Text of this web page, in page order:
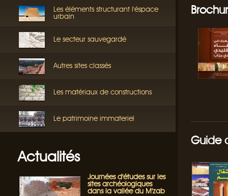
Les éléments structurant l'éspace
urbain
Le secteur sauvegardé
Autres sites classés
Les matériaux de constructions
Le patrimoine immateriel
Actualités
Journées d'études sur les
sites archéologiques
dans la vallée du M'zab
Guide